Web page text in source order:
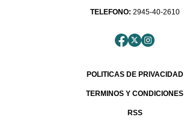
TELEFONO: 2945-40-2610
POLITICAS DE PRIVACIDAD
TERMINOS Y CONDICIONES
RSS